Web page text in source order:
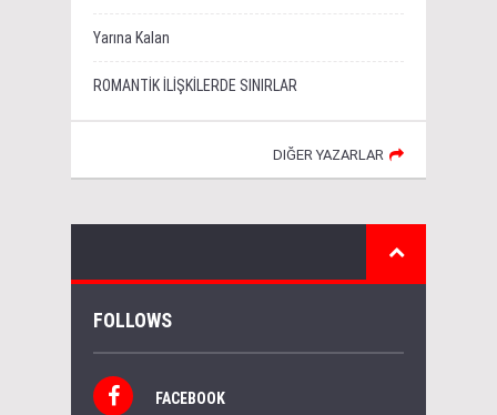
Yarına Kalan
ROMANTİK İLİŞKİLERDE SINIRLAR
DIĞER YAZARLAR
FOLLOWS
FACEBOOK